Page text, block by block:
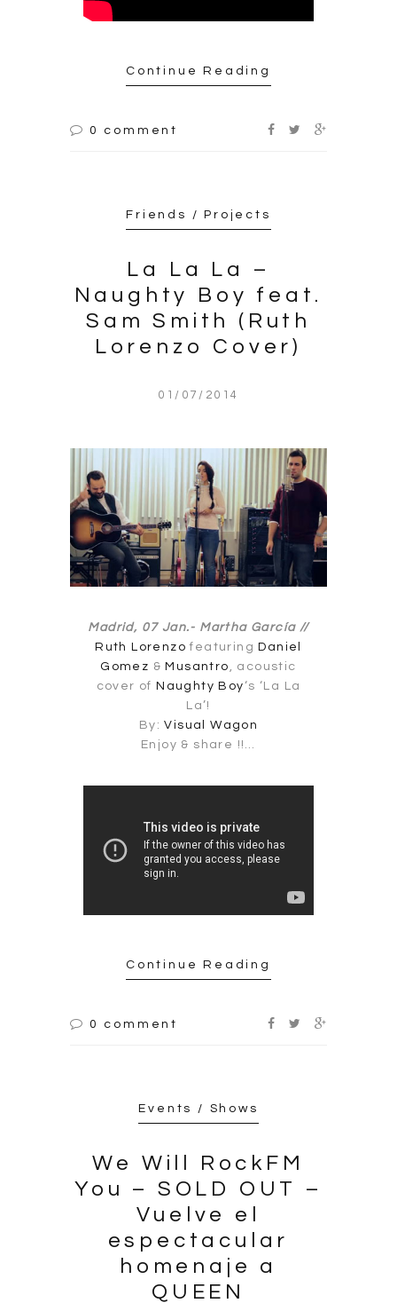
Continue Reading
0 comment
Friends / Projects
La La La –
Naughty Boy feat.
Sam Smith (Ruth
Lorenzo Cover)
01/07/2014
Madrid, 07 Jan.- Martha García //
Ruth Lorenzo featuringDaniel
Gomez &Musantro
, acoustic
cover ofNaughty Boy‘s ‘La La
La’!
By:Visual Wagon
Enjoy & share !!…
Continue Reading
0 comment
Events / Shows
We Will RockFM
You – SOLD OUT –
Vuelve el
espectacular
homenaje a
QUEEN